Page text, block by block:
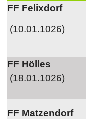
FF Felixdorf
(10.01.1026)
FF Hölles
(18.01.1026)
FF Matzendorf